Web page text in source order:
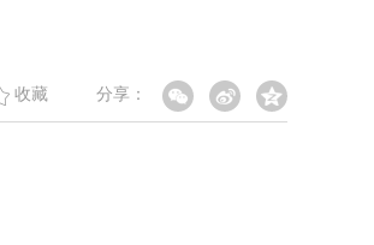
分享：
收藏